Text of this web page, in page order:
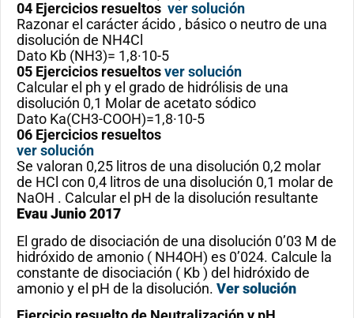
04 Ejercicios resueltos ver solución
Razonar el carácter ácido , básico o neutro de una
disolución de NH4Cl
Dato Kb (NH3)= 1,8·10-5
05 Ejercicios resueltosver solución
Calcular el ph y el grado de hidrólisis de una
disolución 0,1 Molar de acetato sódico
Dato Ka(CH3-COOH)=1,8·10-5
06 Ejercicios resueltos
ver solución
Se valoran 0,25 litros de una disolución 0,2 molar
de HCl con 0,4 litros de una disolución 0,1 molar de
NaOH . Calcular el pH de la disolución resultante
Evau Junio 2017
El grado de disociación de una disolución 0’03 M de
hidróxido de amonio ( NH4OH) es 0’024. Calcule la
constante de disociación ( Kb ) del hidróxido de
amonio y el pH de la disolución. Ver solución